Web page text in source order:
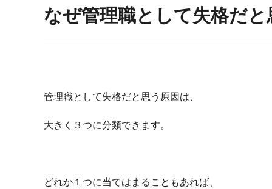
なぜ管理職として失格だ
管理職として失格だと思う原因は、
大きく３つに分類できます。
どれか１つに当てはまることもあれば、